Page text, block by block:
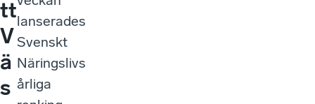
tt
V
ä
s
lanserades
Svenskt
Näringslivs
årliga